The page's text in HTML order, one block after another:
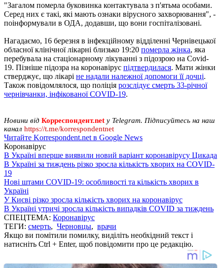
"Загалом померла буковинка контактувала з п'ятьма особами.
Серед них є такі, які мають ознаки вірусного захворювання", -
поінформували в ОДА, додавши, що вони госпіталізовані.
Нагадаємо, 16 березня в інфекційному відділенні Чернівецької
обласної клінічної лікарні близько 19:20 померла жінка, яка
перебувала на стаціонарному лікуванні з підозрою на Covid-
19. Пізніше підозра на коронавірус підтвердилася. Мати жінки
стверджує, що лікарі не надали належної допомоги її дочці.
Також повідомлялося, що поліція розслідує смерть 33-річної
чернівчанки, інфікованої COVID-19.
Новини від Корреспондент.net у Telegram. Підписуйтесь на наш
канал https://t.me/korrespondentnet
Читайте Korrespondent.net в Google News
Коронавірус
В Україні вперше виявили новий варіант коронавірусу Цикада
В Україні за тиждень різко зросла кількість хворих на COVID-
19
Нові штами COVID-19: особливості та кількість хворих в
Україні
У Києві різко зросла кількість хворих на коронавірус
В Україні утричі зросла кількість випадків COVID за тиждень
СПЕЦТЕМА: Коронавірус
ТЕГИ: смерть, Черновцы, врачи
Якщо ви помітили помилку, виділіть необхідний текст і
натисніть Ctrl + Enter, щоб повідомити про це редакцію.